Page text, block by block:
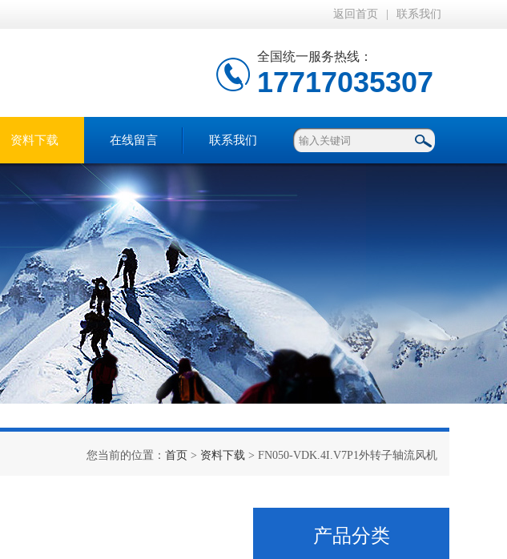
返回首页 联系我们
全国统一服务热线：
17717035307
资料下载 在线留言 联系我们
您当前的位置： 首页 > 资料下载 > FN050-VDK.4I.V7P1外转子轴流风机
产品分类